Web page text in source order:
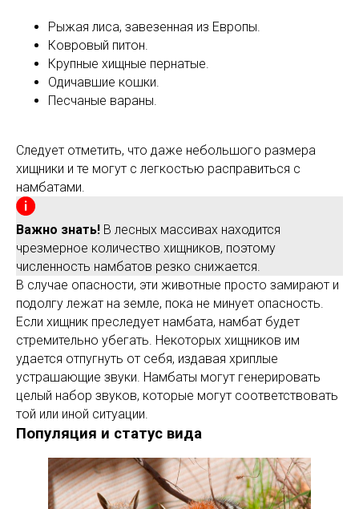
Рыжая лиса, завезенная из Европы.
Ковровый питон.
Крупные хищные пернатые.
Одичавшие кошки.
Песчаные вараны.
Следует отметить, что даже небольшого размера
хищники и те могут с легкостью расправиться с
намбатами.
Важно знать! В лесных массивах находится
чрезмерное количество хищников, поэтому
численность намбатов резко снижается.
В случае опасности, эти животные просто замирают и
подолгу лежат на земле, пока не минует опасность.
Если хищник преследует намбата, намбат будет
стремительно убегать. Некоторых хищников им
удается отпугнуть от себя, издавая хриплые
устрашающие звуки. Намбаты могут генерировать
целый набор звуков, которые могут соответствовать
той или иной ситуации.
Популяция и статус вида